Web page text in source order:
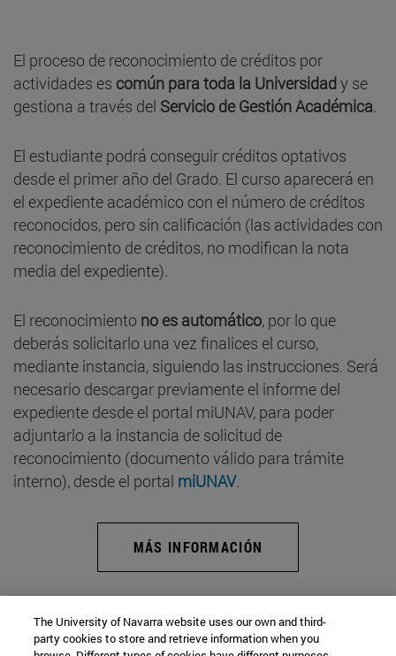
El proceso de reconocimiento de créditos por
actividades es común para toda la Universidady se
gestiona a través del Servicio de Gestión Académica.
El estudiante podrá conseguir créditos optativos
desde el primer año del Grado. El curso aparecerá en
el expediente académico con el número de créditos
reconocidos, pero sin calificación (las actividades con
reconocimiento de créditos, no modifican la nota
media del expediente).
El reconocimiento no es automático, por lo que
deberás solicitarlo una vez finalices el curso,
mediante instancia, siguiendo las instrucciones. Será
necesario descargar previamente el informe del
expediente desde el portal miUNAV, para poder
adjuntarlo a la instancia de solicitud de
reconocimiento (documento válido para trámite
interno), desde el portal miUNAV.
MÁS INFORMACIÓN
The University of Navarra website uses our own and third-
party cookies to store and retrieve information when you